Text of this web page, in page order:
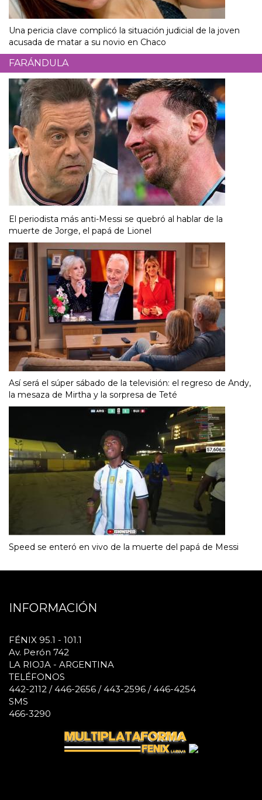
Una pericia clave complicó la situación judicial de la joven
acusada de matar a su novio en Chaco
FARÁNDULA
El periodista más anti-Messi se quebró al hablar de la
muerte de Jorge, el papá de Lionel
Así será el súper sábado de la televisión: el regreso de Andy,
la mesaza de Mirtha y la sorpresa de Teté
Speed se enteró en vivo de la muerte del papá de Messi
INFORMACIÓN
FÉNIX 95.1 - 101.1
Av. Perón 742
LA RIOJA - ARGENTINA
TELÉFONOS
442-2112 / 446-2656 / 443-2596 / 446-4254
SMS
466-3290